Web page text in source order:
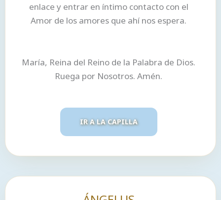
enlace y entrar en íntimo contacto con el
Amor de los amores que ahí nos espera.
María, Reina del Reino de la Palabra de Dios.
Ruega por Nosotros. Amén.
IR A LA CAPILLA